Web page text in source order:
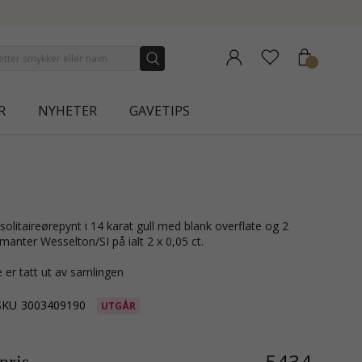
NYHETER GAVETIPS
Wesselton/SI på ialt 2 x 0,05 ct.
er tatt ut av samlingen
3003409190 UTGÅR